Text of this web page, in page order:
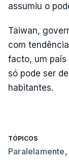
assumiu o
Taiwan,
com
facto, um país
só pode ser
habitantes.
TÓPICOS
Paralelamente,